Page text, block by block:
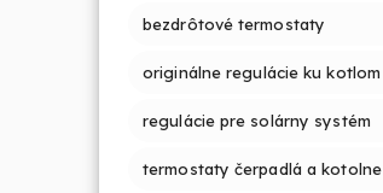
bezdrôtové termostaty
originálne regulácie ku kotlom
regulácie pre solárny systém
termostaty čerpadlá a kotolne